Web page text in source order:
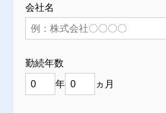
会社名
勤続年数
年 ヵ月